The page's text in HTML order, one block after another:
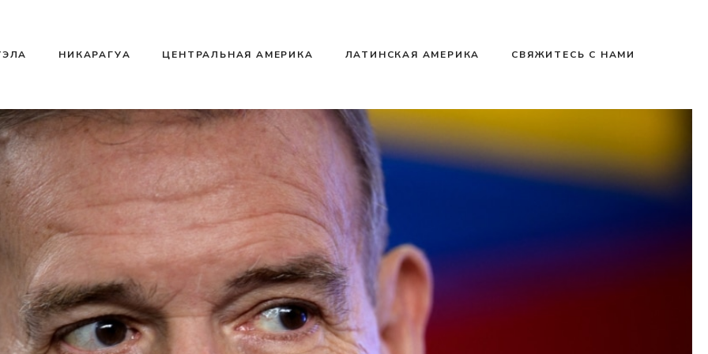
НИКАРАГУА ЦЕНТРАЛЬНАЯ АМЕРИКА ЛАТИНСКАЯ АМЕРИКА СВЯЖИТЕСЬ С НАМИ